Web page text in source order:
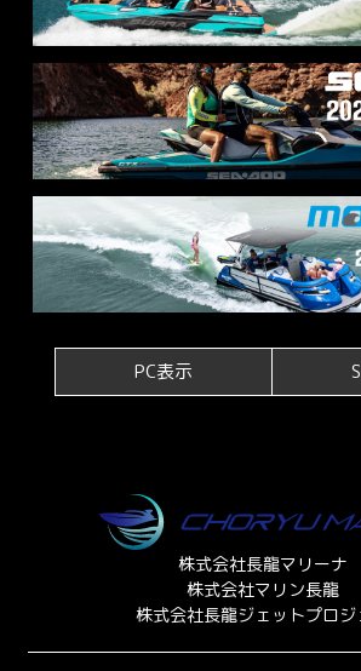
PC表示
株式会社長龍マリーナ
株式会社マリン長龍
株式会社長龍ジェットプロジ